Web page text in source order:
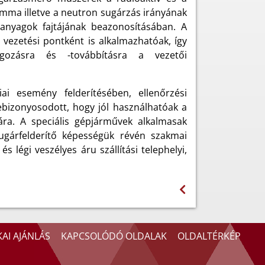
illetve a neutron sugárzás irányának
fajtájának beazonosításában. A
pontként is alkalmazhatóak, így
és -továbbításra a vezetői
esemény felderítésében, ellenőrzési
hogy jól használhatóak a
A speciális gépjárművek alkalmasak
képességük révén szakmai
légi veszélyes áru szállítási telephelyi,
AJÁNLÁS KAPCSOLÓDÓ OLDALAK OLDALTÉRKÉP